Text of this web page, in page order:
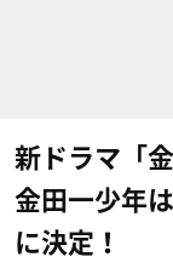
新ドラマ「
金田一少年
に決定！